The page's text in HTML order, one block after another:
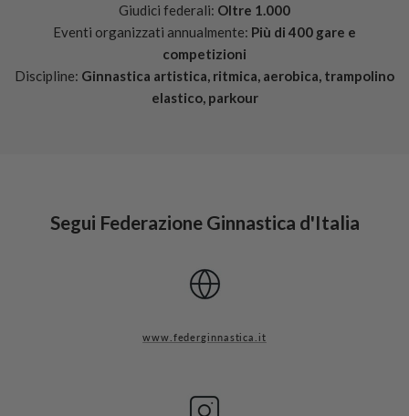
Giudici federali: Oltre 1.000
Eventi organizzati annualmente: Più di 400 gare e
competizioni
Discipline: Ginnastica artistica, ritmica, aerobica, trampolino
elastico, parkour
Segui Federazione Ginnastica d'Italia
www.federginnastica.it